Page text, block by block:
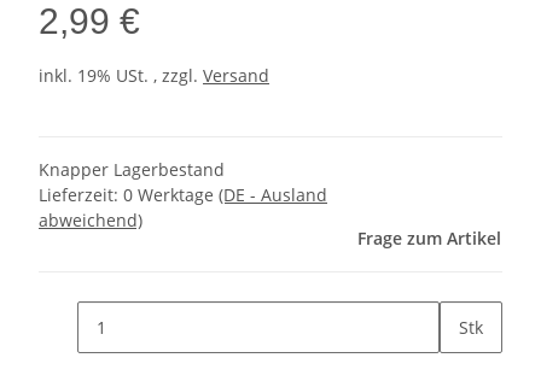
2,99 €
inkl. 19% USt. , zzgl. Versand
Knapper Lagerbestand
Lieferzeit: 0 Werktage (DE - Ausland
abweichend)
Frage zum Artikel
Stk